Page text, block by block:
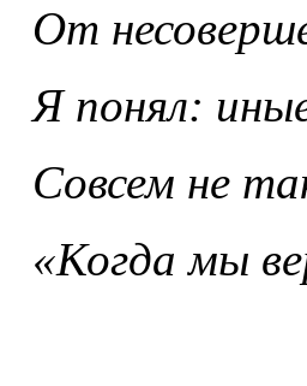
От
Я понял:
Совсем не
«Когда мы